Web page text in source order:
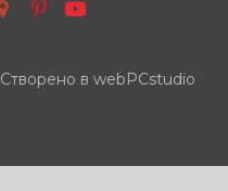
Створено в webPCstudio